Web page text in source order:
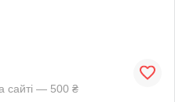
сайті — 500 ₴